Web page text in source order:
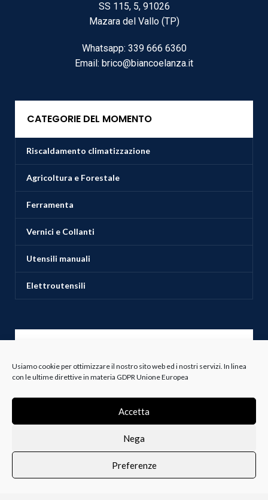
Usiamo cookie per ottimizzare il nostro sito web ed i nostri servizi. In linea
con le ultime direttive in materia GDPR Unione Europea
Accetta
Nega
Preferenze
SS 115, 5, 91026
Mazara del Vallo (TP)
Whatsapp: 339 666 6360
Email: brico@biancoelanza.it
CATEGORIE DEL MOMENTO
Riscaldamento climatizzazione
Agricoltura e Forestale
Ferramenta
Vernici e Collanti
Utensili manuali
Elettroutensili
Servizio Clienti